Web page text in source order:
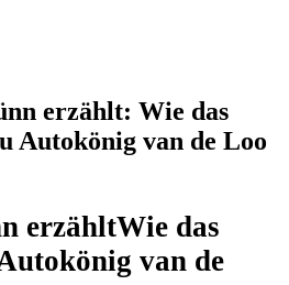
erzählt: Wie das
Autokönig van de Loo
erzähltWie das
van de